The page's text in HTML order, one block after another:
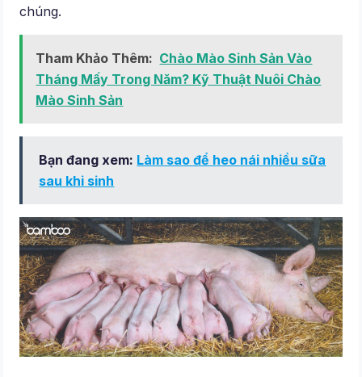
chúng.
Tham Khảo Thêm: Chào Mào Sinh Sản Vào
Tháng Mấy Trong Năm? Kỹ Thuật Nuôi Chào
Mào Sinh Sản
Bạn đang xem: Làm sao để heo nái nhiều sữa
sau khi sinh